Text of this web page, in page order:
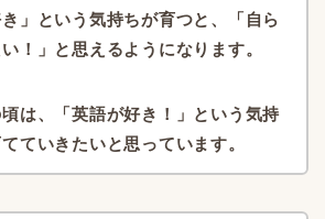
」という気持ちが育つと、
「自ら
！」と思えるようになります。
は、
「英語が好き！」という気持
ていきたいと思っています。